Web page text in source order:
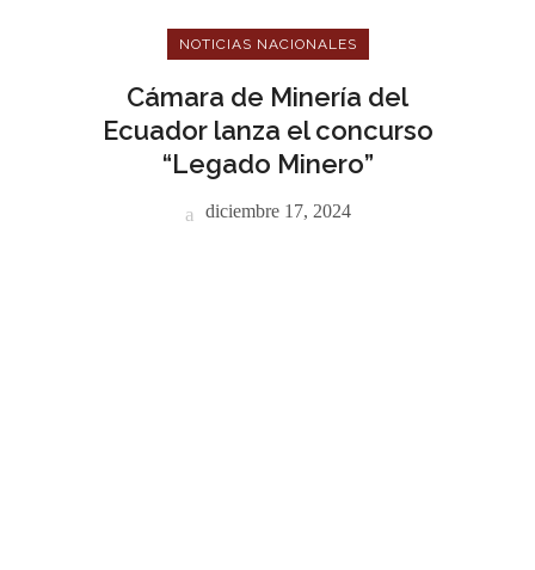
NOTICIAS NACIONALES
Cámara de Minería del
Ecuador lanza el concurso
“Legado Minero”
diciembre 17, 2024